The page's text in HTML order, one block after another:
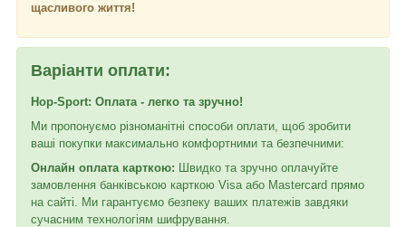
щасливого життя!
Варіанти оплати:
Hop-Sport: Оплата - легко та зручно!
Ми пропонуємо різноманітні способи оплати, щоб зробити
ваші покупки максимально комфортними та безпечними:
Онлайн оплата карткою: Швидко та зручно оплачуйте
замовлення банківською карткою Visa або Mastercard прямо
на сайті. Ми гарантуємо безпеку ваших платежів завдяки
сучасним технологіям шифрування.